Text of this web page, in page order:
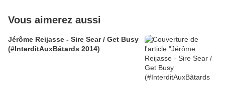
Vous aimerez aussi
Jérôme Reijasse - Sire Sear / Get Busy
(#InterditAuxBâtards 2014)